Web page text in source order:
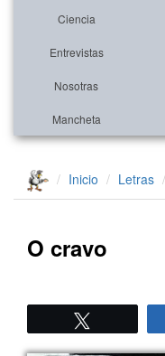
Ciencia
Entrevistas
Nosotras
Mancheta
Inicio Letras
O cravo